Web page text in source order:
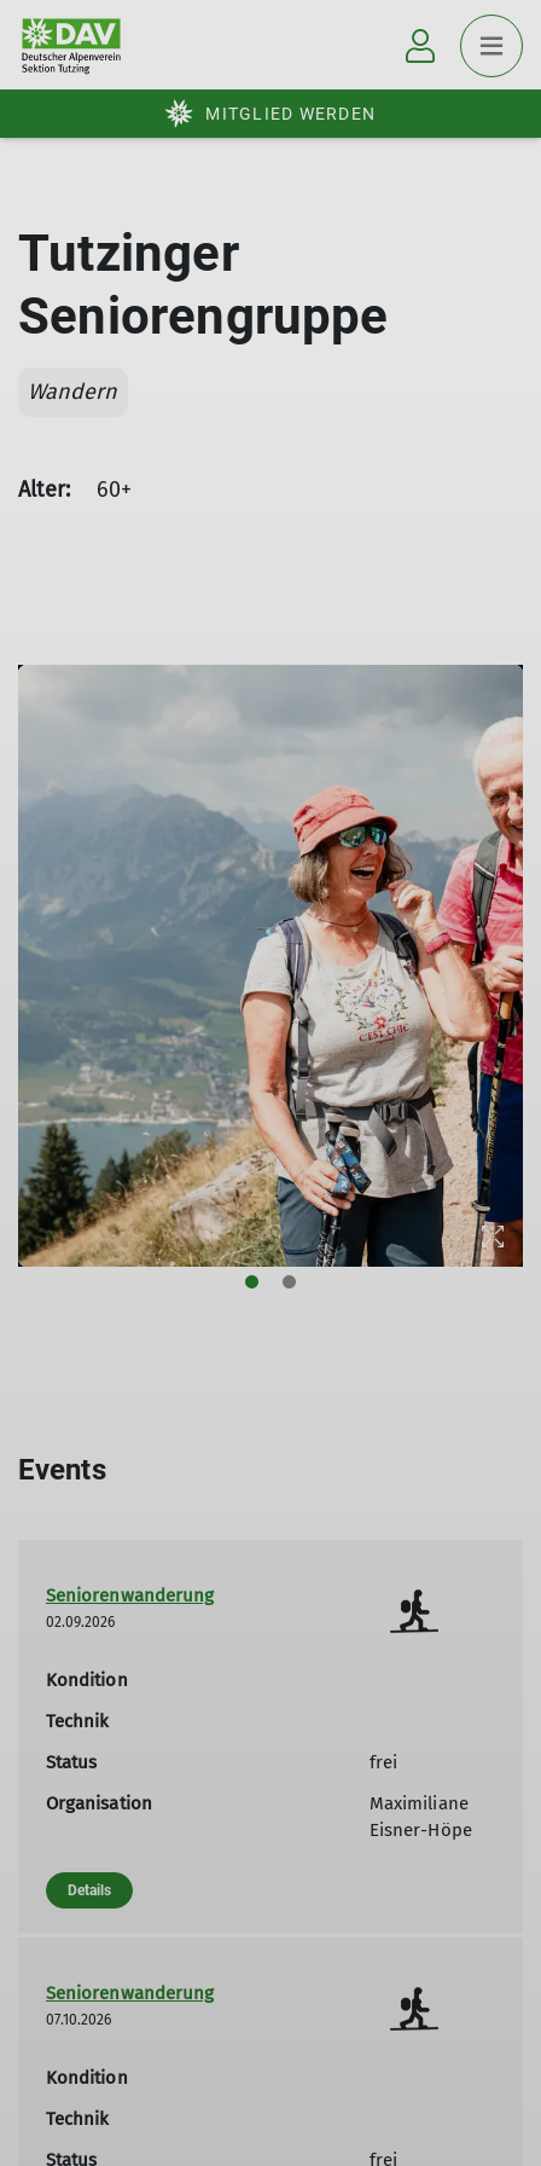
MITGLIED WERDEN
Tutzinger
Seniorengruppe
Wandern
Alter: 60+
Events
Seniorenwanderung
02.09.2026
Kondition
Technik
Status
frei
Organisation
Maximiliane
Eisner-Höpe
Details
Seniorenwanderung
07.10.2026
Kondition
Technik
Status
frei